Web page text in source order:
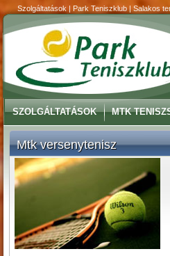
Szolgáltatások | Park Teniszklub | Salakos
SZOLGÁLTATÁSOK MTK
Mtk versenytenisz